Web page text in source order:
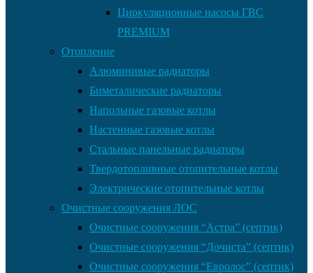
Циркуляционные насосы ГВС
PREMIUM
Отопление
Алюминивые радиаторы
Биметалические радиаторы
Напольные газовые котлы
Настенные газовые котлы
Стальные панельные радиаторы
Твердотопливные отопительные котлы
Электрические отопительные котлы
Очистные сооружения ЛОС
Очистные сооружения “Астра” (септик)
Очистные сооружения “Дочиста” (септик)
Очистные сооружения “Евролос” (септик)